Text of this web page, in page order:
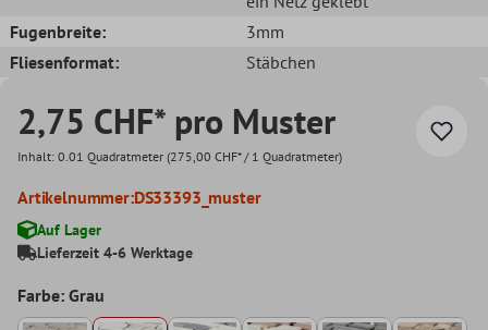
Fugenbreite:
3mm
Fliesenformat:
Stäbchen
2,75 CHF* pro Muster
Inhalt: 0.01 Quadratmeter (275,00 CHF* / 1 Quadratmeter)
Artikelnummer:DS33393_muster
Auf Lager
Lieferzeit 4-6 Werktage
Farbe: Grau